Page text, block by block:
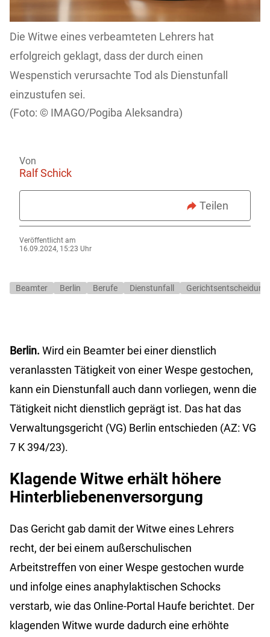
Die Witwe eines verbeamteten Lehrers hat
erfolgreich geklagt, dass der durch einen
Wespenstich verursachte Tod als Dienstunfall
einzustufen sei.
IMAGO/Pogiba Aleksandra)
Von
Ralf Schick
Teilen
Veröffentlicht am
16.09.2024, 15:23 Uhr
Beamter Berlin Berufe Dienstunfall Gerichtsentscheidung
Berlin. Wird ein Beamter bei einer dienstlich
veranlassten Tätigkeit von einer Wespe gestochen,
kann ein Dienstunfall auch dann vorliegen, wenn die
Tätigkeit nicht dienstlich geprägt ist. Das hat das
Verwaltungsgericht (VG) Berlin entschieden (AZ: VG
7 K 394/23).
Klagende Witwe erhält höhere
Hinterbliebenenversorgung
Das Gericht gab damit der Witwe eines Lehrers
recht, der bei einem außerschulischen
Arbeitstreffen von einer Wespe gestochen wurde
und infolge eines anaphylaktischen Schocks
verstarb, wie das Online-Portal Haufe berichtet. Der
klagenden Witwe wurde dadurch eine erhöhte